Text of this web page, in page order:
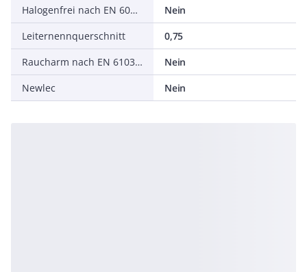
Halogenfrei nach EN 60754-1/2
Nein
Leiternennquerschnitt
0,75
Raucharm nach EN 61034-2
Nein
Newlec
Nein